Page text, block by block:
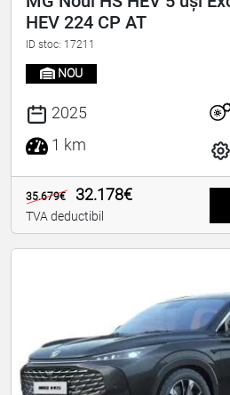
HEV 224 CP AT
ID stoc: 17211
NOU
2025
1 km
35.679€ 32.178€
TVA deductibil